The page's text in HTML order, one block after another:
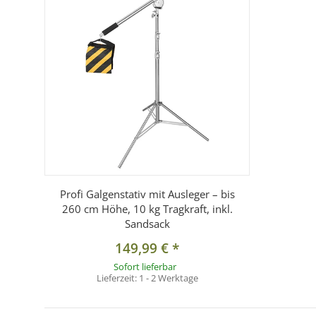
Gesamthöhe: ca. 13 cm
Material: Kunststoff / Metall
1x GoPro-kompatibler Adapter
Abgebildetes Zubehör dient ausschließlich zur
Profi Galgenstativ mit Ausleger – bis
260 cm Höhe, 10 kg Tragkraft, inkl.
Sandsack
149,99 €*
Sofort lieferbar
Lieferzeit: 1 - 2 Werktage